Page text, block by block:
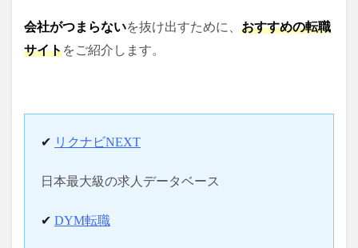
会社がつまらないを抜け出すために、 おすすめの転職
サイトをご紹介します。
✔ リクナビNEXT
日本最大級の求人データベース
✔ DYM転職